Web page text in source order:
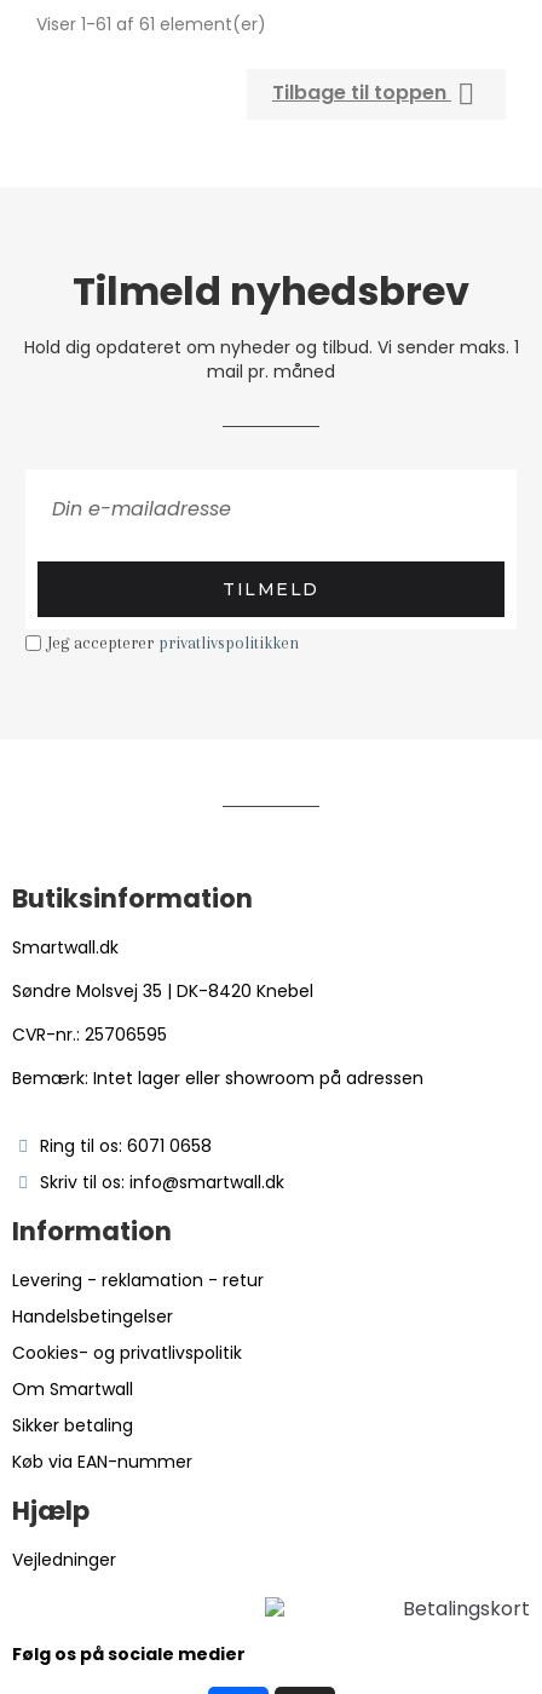
Viser 1-61 af 61 element(er)
Tilbage til toppen 
Tilmeld nyhedsbrev
Hold dig opdateret om nyheder og tilbud. Vi sender maks. 1
mail pr. måned
TILMELD
Jeg accepterer privatlivspolitikken
Butiksinformation
Smartwall.dk
Søndre Molsvej 35 | DK-8420 Knebel
CVR-nr.: 25706595
Bemærk: Intet lager eller showroom på adressen
Ring til os: 6071 0658
Skriv til os: info@smartwall.dk
Information
Levering - reklamation - retur
Handelsbetingelser
Cookies- og privatlivspolitik
Om Smartwall
Sikker betaling
Køb via EAN-nummer
Hjælp
Vejledninger
Følg os på sociale medier